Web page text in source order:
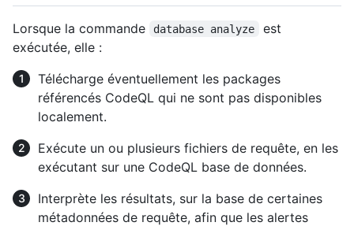
Lorsque la commande database analyze
est
exécutée, elle :
Télécharge éventuellement les packages
référencés CodeQL qui ne sont pas disponibles
localement.
Exécute un ou plusieurs fichiers de requête, en les
exécutant sur une CodeQL base de données.
Interprète les résultats, sur la base de certaines
métadonnées de requête, afin que les alertes